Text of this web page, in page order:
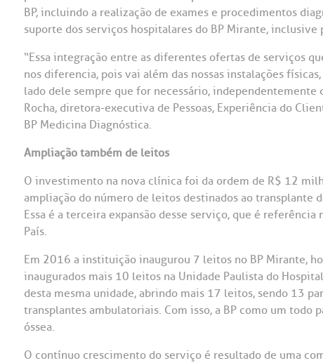
BP, incluindo a realização de exames e procedimentos
suporte dos serviços hospitalares do BP Mirante,
“Essa integração entre as diferentes ofertas de serviços
nos diferencia, pois vai além das nossas instalações
lado dele sempre que for necessário,
Rocha, diretora-executiva de Pessoas, Experiência do
BP Medicina Diagnóstica.
Ampliação também de leitos
O investimento na nova clínica foi da ordem de R$ 12
ampliação do número de leitos destinados ao transplante
Essa é a terceira expansão desse serviço, que é
País.
Em 2016 a instituição inaugurou 7 leitos no BP Mirante,
inaugurados mais 10 leitos na Unidade Paulista do
desta mesma unidade, abrindo mais 17 leitos, sendo 13
transplantes ambulatoriais. Com isso, a BP como um todo
óssea.
O contínuo crescimento do serviço é resultado de uma